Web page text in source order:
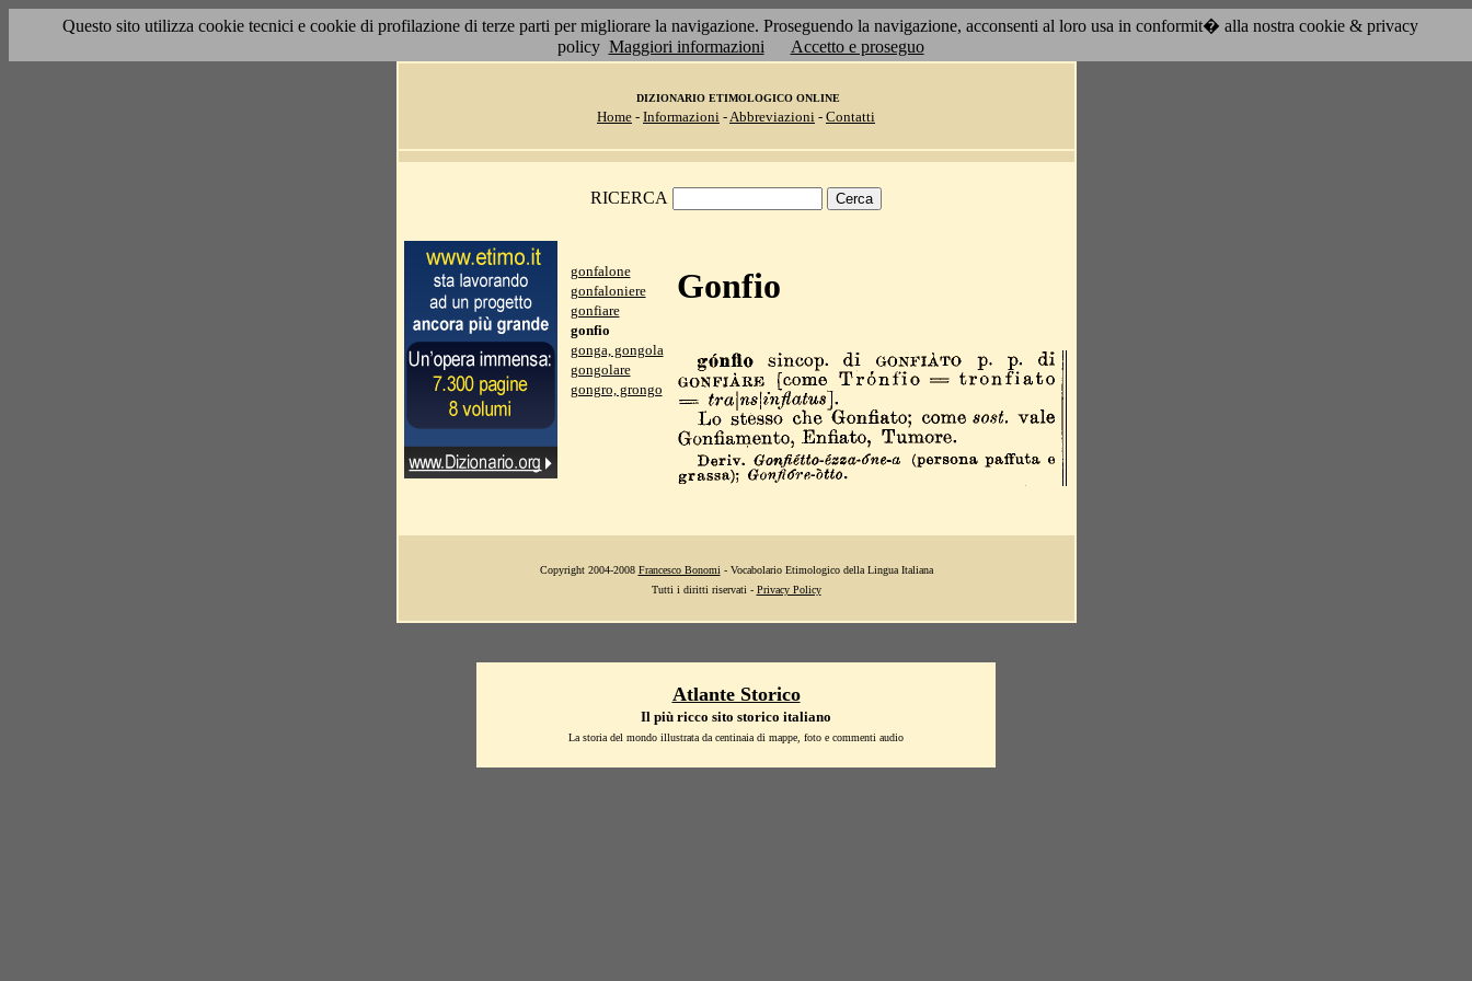
Questo sito utilizza cookie tecnici e cookie di profilazione di terze parti per migliorare la navigazione. Proseguendo la navigazione, acconsenti al loro usa in conformit� alla nostra cookie & privacy
policy Maggiori informazioni Accetto e proseguo
DIZIONARIO ETIMOLOGICO ONLINE
Home - Informazioni -Abbreviazioni - Contatti
RICERCA
gonfalone
gonfaloniere
gonfiare
gonfio
gonga, gongola
gongolare
gongro, grongo
Gonfio
Copyright 2004-2008 Francesco Bonomi - Vocabolario Etimologico della Lingua Italiana
Tutti i diritti riservati - Privacy Policy
Atlante Storico
Il più ricco sito storico italiano
La storia del mondo illustrata da centinaia di mappe, foto e commenti audio